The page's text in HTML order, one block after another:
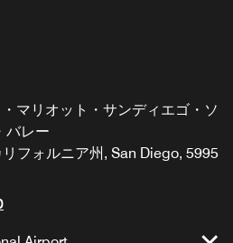
マリオット・サンディエゴ・ソ
バレー
フォルニア州, San Diego, 5995